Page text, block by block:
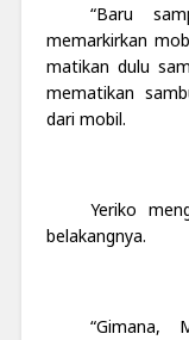
“Baru
memarkirkan
matikan dulu
mematikan
dari mobil.
Yeriko
belakangnya.
“Gimana,